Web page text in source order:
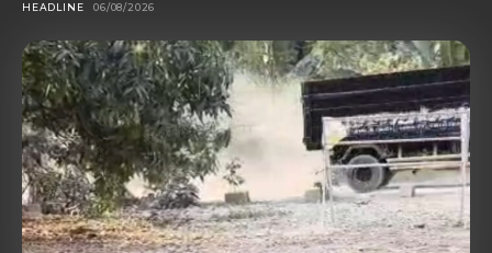
HEADLINE 06/08/2026